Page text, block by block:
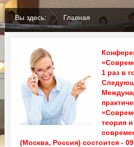
Вы здесь: Главная
1 раз в
теория и
(Москва, Россия) состоится -